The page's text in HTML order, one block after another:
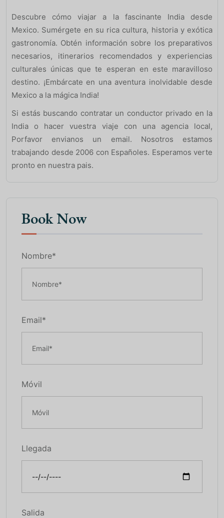
Descubre cómo viajar a la fascinante India desde
Mexico. Sumérgete en su rica cultura, historia y exótica
gastronomía. Obtén información sobre los preparativos
necesarios, itinerarios recomendados y experiencias
culturales únicas que te esperan en este maravilloso
destino. ¡Embárcate en una aventura inolvidable desde
Mexico a la mágica India!
Si estás buscando contratar un conductor privado en la
India o hacer vuestra viaje con una agencia local,
Porfavor envianos un email. Nosotros estamos
trabajando desde 2006 con Españoles. Esperamos verte
pronto en nuestra pais.
Book Now
Nombre*
Email*
Móvil
Llegada
Salida